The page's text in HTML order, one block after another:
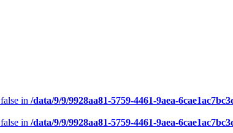
in /data/9/9/9928aa81-5759-4461-9aea-
in /data/9/9/9928aa81-5759-4461-9aea-